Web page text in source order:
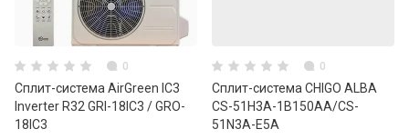
0
Сплит-система AirGreen IC3
Inverter R32 GRI-18IC3 / GRO-
18IC3
0
Сплит-система CHIGO ALBA
CS-51H3A-1B150AA/CS-
51N3A-E5A